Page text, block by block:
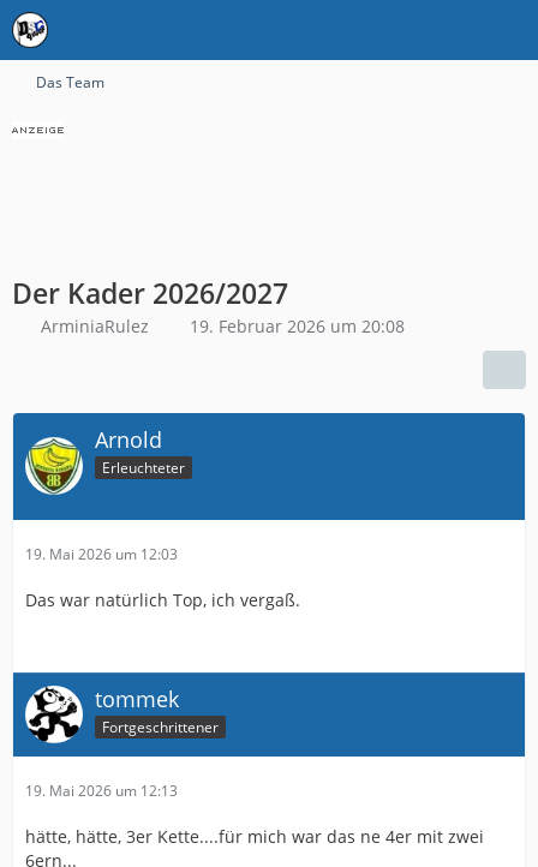
Das Team
Der Kader 2026/2027
ArminiaRulez 19. Februar 2026 um 20:08
Arnold
Erleuchteter
19. Mai 2026 um 12:03
Das war natürlich Top, ich vergaß.
tommek
Fortgeschrittener
19. Mai 2026 um 12:13
hätte, hätte, 3er Kette....für mich war das ne 4er mit zwei
6ern...